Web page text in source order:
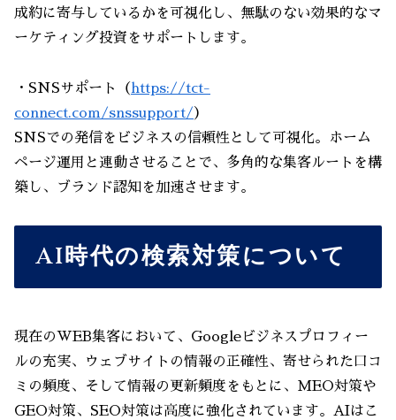
成約に寄与しているかを可視化し、無駄のない効果的なマ
ーケティング投資をサポートします。
・SNSサポート（ https://tct-
connect.com/snssupport/）
SNSでの発信をビジネスの信頼性として可視化。ホーム
ページ運用と連動させることで、多角的な集客ルートを構
築し、ブランド認知を加速させます。
AI時代の検索対策について
現在のWEB集客において、Googleビジネスプロフィー
ルの充実、ウェブサイトの情報の正確性、寄せられた口コ
ミの頻度、そして情報の更新頻度をもとに、MEO対策や
GEO対策、SEO対策は高度に強化されています。AIはこ